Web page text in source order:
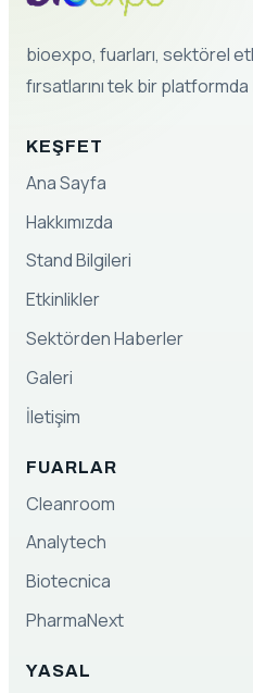
bioexpo, fuarları, sektörel
fırsatlarını tek bir
KEŞFET
Ana Sayfa
Hakkımızda
Stand Bilgileri
Etkinlikler
Sektörden Haberler
Galeri
İletişim
FUARLAR
Cleanroom
Analytech
Biotecnica
PharmaNext
YASAL